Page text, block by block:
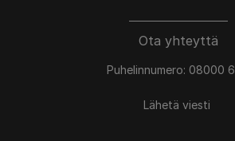
Ota yhteyttä
Puhelinnumero: 08000
Lähetä viesti